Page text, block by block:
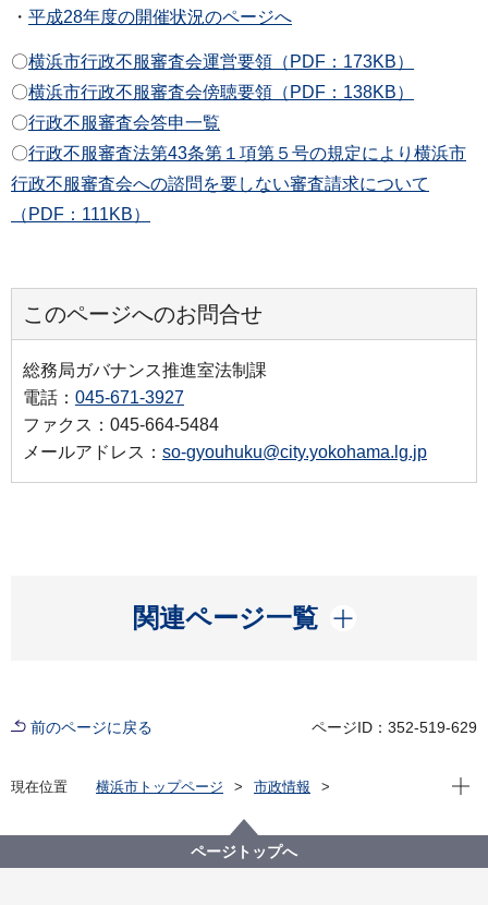
・ 平成28年度の開催状況のページへ
〇横浜市行政不服審査会運営要領（PDF：173KB）
〇横浜市行政不服審査会傍聴要領（PDF：138KB）
〇行政不服審査会答申一覧
〇行政不服審査法第43条第１項第５号の規定により横浜市
行政不服審査会への諮問を要しない審査請求について
（PDF：111KB）
このページへのお問合せ
総務局ガバナンス推進室法制課
電話： 045-671-3927
ファクス：045-664-5484
メールアドレス： so-gyouhuku@city.yokohama.lg.jp
関連ページ一覧
開く
前のページに戻る ページID：352-519-629
現在位置 横浜市トップページ
市政情報
行政不服審査制度関連情報
行政不服審査会について
横浜市行政不服審査会について
現在
ページトップへ